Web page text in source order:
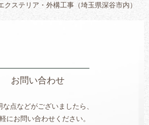
クステリア・外構工事（埼玉県深谷市内）
お問い合わせ
な点などがございましたら、
にお問い合わせください。